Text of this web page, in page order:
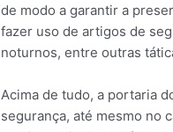
de modo a garantir a
fazer uso de artigos de
noturnos, entre outras
Acima de tudo, a portaria
segurança, até mesmo no